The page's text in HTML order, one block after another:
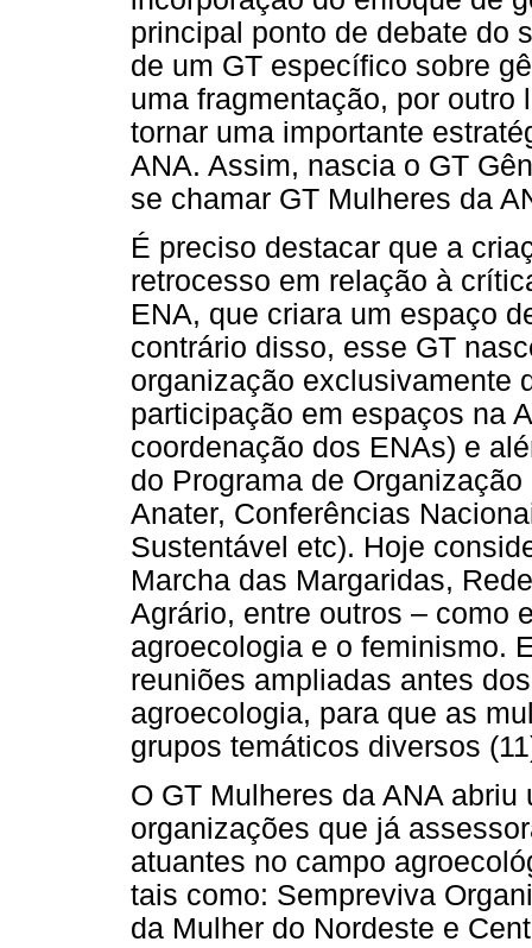
principal ponto de debate do
de um GT específico sobre
uma fragmentação, por outro
tornar uma importante
ANA. Assim, nascia o GT
se chamar GT Mulheres da
É preciso destacar que a
retrocesso em relação à
ENA, que criara um espaço
contrário disso, esse GT
organização exclusivamente
participação em espaços na
coordenação dos ENAs) e
do Programa de
Anater, Conferências
Sustentável etc). Hoje
Marcha das Margaridas,
Agrário, entre outros – como
agroecologia e o feminismo.
reuniões ampliadas antes
agroecologia, para que as
grupos temáticos diversos
O GT Mulheres da ANA
organizações que já
atuantes no campo
tais como: Sempreviva
da Mulher do Nordeste e